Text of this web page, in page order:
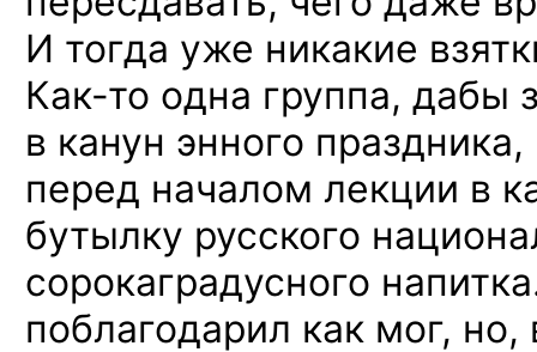
И тогда уже никакие
Как-то одна группа, дабы
в канун энного
перед началом лекции в
бутылку русского
сорокаградусного
поблагодарил как мог,